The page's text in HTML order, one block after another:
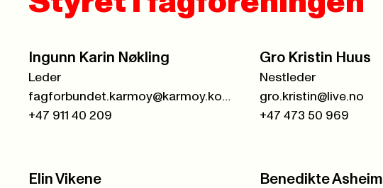
Ingunn Karin Nøkling
Leder
fagforbundet.karmoy@karmoy.kommune.no
+47 911 40 209
Gro Kristin Huus
Nestleder
gro.kristin@live.no
+47 473 50 969
Elin Vikene Benedikte Asheim